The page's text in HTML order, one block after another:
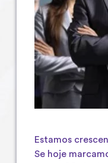
Estamos
Se hoje